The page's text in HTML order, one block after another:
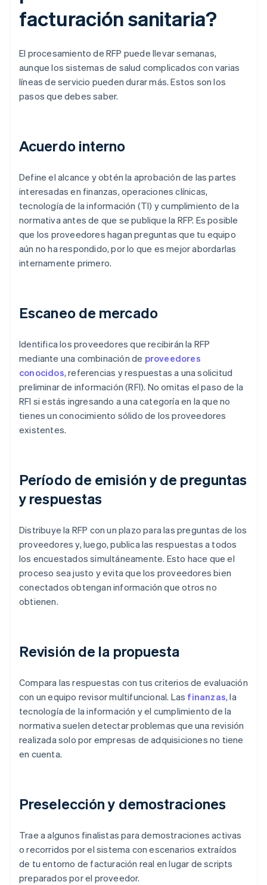
facturación sanitaria?
El procesamiento de RFP puede llevar semanas,
aunque los sistemas de salud complicados con varias
líneas de servicio pueden durar más. Estos son los
pasos que debes saber.
Acuerdo interno
Define el alcance y obtén la aprobación de las partes
interesadas en finanzas, operaciones clínicas,
tecnología de la información (TI) y cumplimiento de la
normativa antes de que se publique la RFP. Es posible
que los proveedores hagan preguntas que tu equipo
aún no ha respondido, por lo que es mejor abordarlas
internamente primero.
Escaneo de mercado
Identifica los proveedores que recibirán la RFP
mediante una combinación de proveedores
conocidos, referencias y respuestas a una solicitud
preliminar de información (RFI). No omitas el paso de la
RFI si estás ingresando a una categoría en la que no
tienes un conocimiento sólido de los proveedores
existentes.
Período de emisión y de preguntas
y respuestas
Distribuye la RFP con un plazo para las preguntas de los
proveedores y, luego, publica las respuestas a todos
los encuestados simultáneamente. Esto hace que el
proceso sea justo y evita que los proveedores bien
conectados obtengan información que otros no
obtienen.
Revisión de la propuesta
Compara las respuestas con tus criterios de evaluación
con un equipo revisor multifuncional. Las finanzas, la
tecnología de la información y el cumplimiento de la
normativa suelen detectar problemas que una revisión
realizada solo por empresas de adquisiciones no tiene
en cuenta.
Preselección y demostraciones
Trae a algunos finalistas para demostraciones activas
o recorridos por el sistema con escenarios extraídos
de tu entorno de facturación real en lugar de scripts
preparados por el proveedor.